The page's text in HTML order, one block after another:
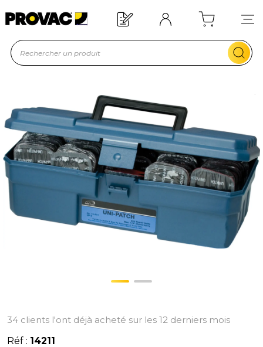
Offre de bienvenue : 20€ offerts !
En savoir plus
34 clients l'ont déjà acheté sur les 12 derniers mois
Réf : 14211